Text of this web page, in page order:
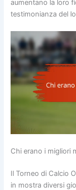
aumentano la loro
testimonianza del
Chi erano i migliori
Il Torneo di Calcio
in mostra diversi